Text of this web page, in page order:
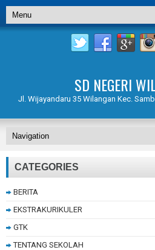
SD NEGERI
Jl. Wijayandaru 35 Wilangan Kec.
CATEGORIES
BERITA
EKSTRAKURIKULER
GTK
TENTANG SEKOLAH